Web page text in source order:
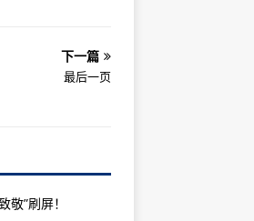
下一篇
最后一页